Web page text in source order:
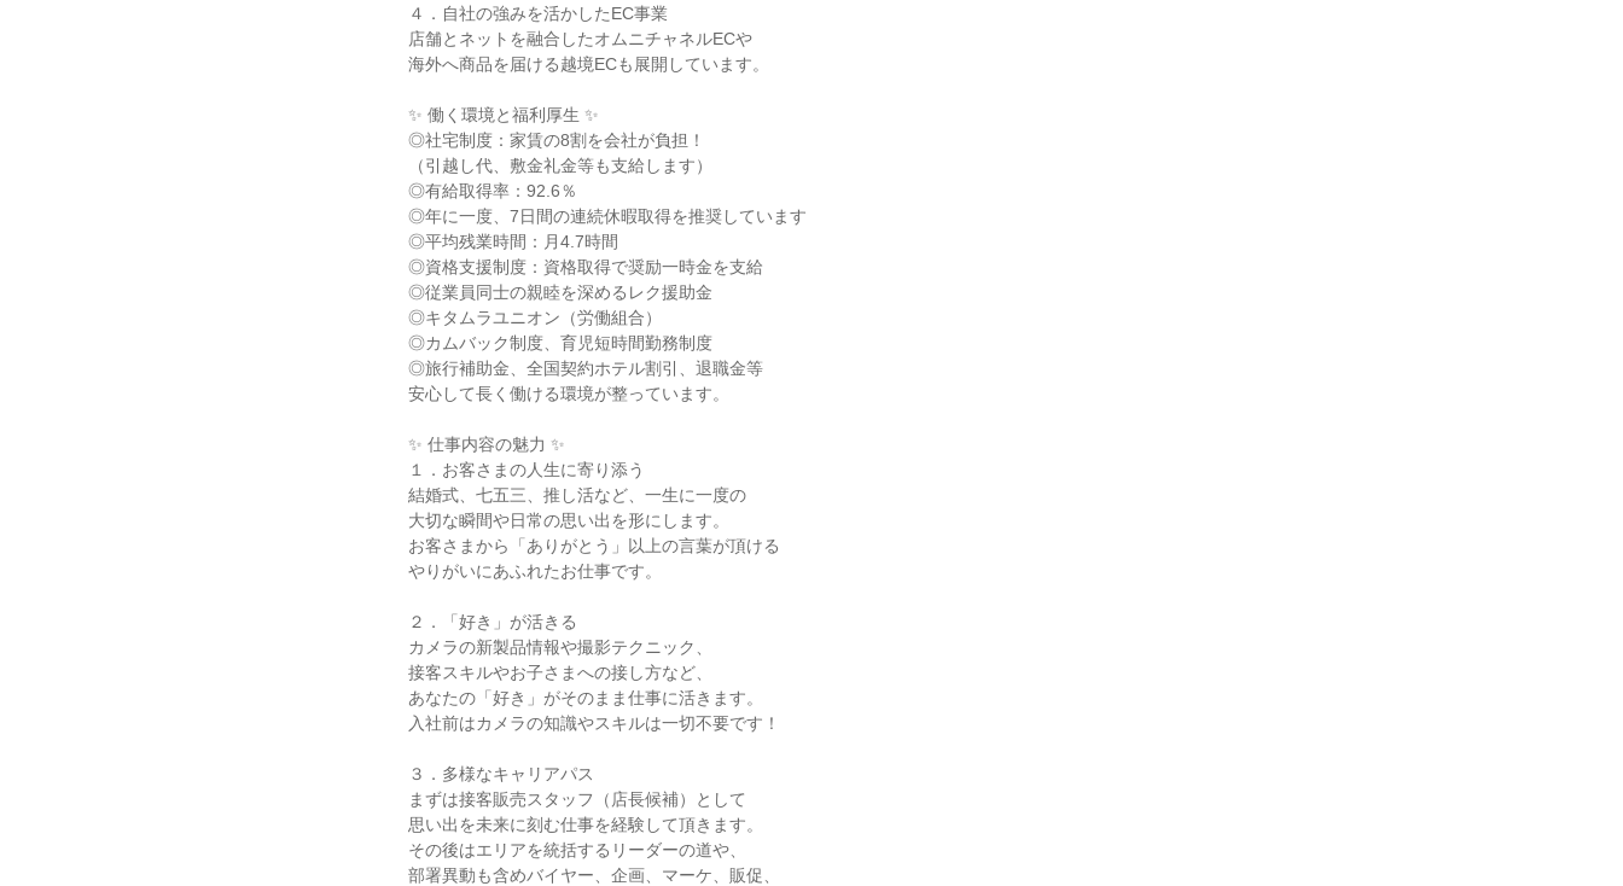
４．自社の強みを活かしたEC事業
店舗とネットを融合したオムニチャネルECや
海外へ商品を届ける越境ECも展開しています。
✨ 働く環境と福利厚生 ✨
◎社宅制度：家賃の8割を会社が負担！
（引越し代、敷金礼金等も支給します）
◎有給取得率：92.6％
◎年に一度、7日間の連続休暇取得を推奨しています
◎平均残業時間：月4.7時間
◎資格支援制度：資格取得で奨励一時金を支給
◎従業員同士の親睦を深めるレク援助金
◎キタムラユニオン（労働組合）
◎カムバック制度、育児短時間勤務制度
◎旅行補助金、全国契約ホテル割引、退職金等
安心して長く働ける環境が整っています。
✨ 仕事内容の魅力 ✨
１．お客さまの人生に寄り添う
結婚式、七五三、推し活など、一生に一度の
大切な瞬間や日常の思い出を形にします。
お客さまから「ありがとう」以上の言葉が頂ける
やりがいにあふれたお仕事です。
２．「好き」が活きる
カメラの新製品情報や撮影テクニック、
接客スキルやお子さまへの接し方など、
あなたの「好き」がそのまま仕事に活きます。
入社前はカメラの知識やスキルは一切不要です！
３．多様なキャリアパス
まずは接客販売スタッフ（店長候補）として
思い出を未来に刻む仕事を経験して頂きます。
その後はエリアを統括するリーダーの道や、
部署異動も含めバイヤー、企画、マーケ、販促、